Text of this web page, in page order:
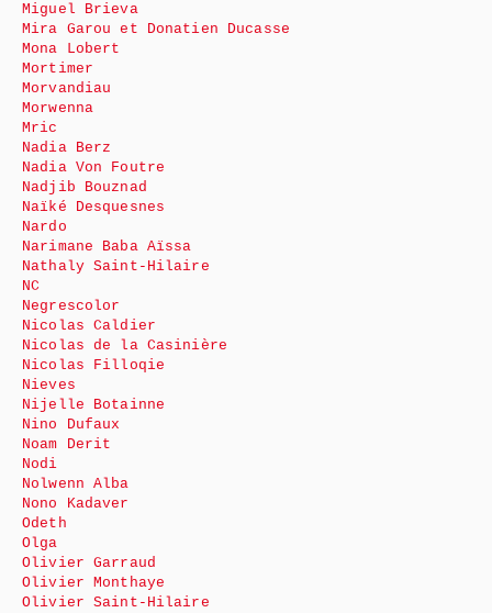
Miguel Brieva
Mira Garou et Donatien Ducasse
Mona Lobert
Mortimer
Morvandiau
Morwenna
Mric
Nadia Berz
Nadia Von Foutre
Nadjib Bouznad
Naïké Desquesnes
Nardo
Narimane Baba Aïssa
Nathaly Saint-Hilaire
NC
Negrescolor
Nicolas Caldier
Nicolas de la Casinière
Nicolas Filloqie
Nieves
Nijelle Botainne
Nino Dufaux
Noam Derit
Nodi
Nolwenn Alba
Nono Kadaver
Odeth
Olga
Olivier Garraud
Olivier Monthaye
Olivier Saint-Hilaire